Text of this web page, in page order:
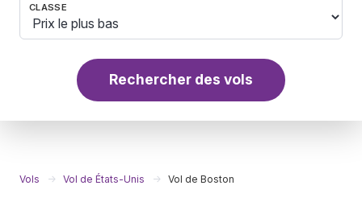
CLASSE
Rechercher des vols
Vols Vol de États-Unis Vol de Boston